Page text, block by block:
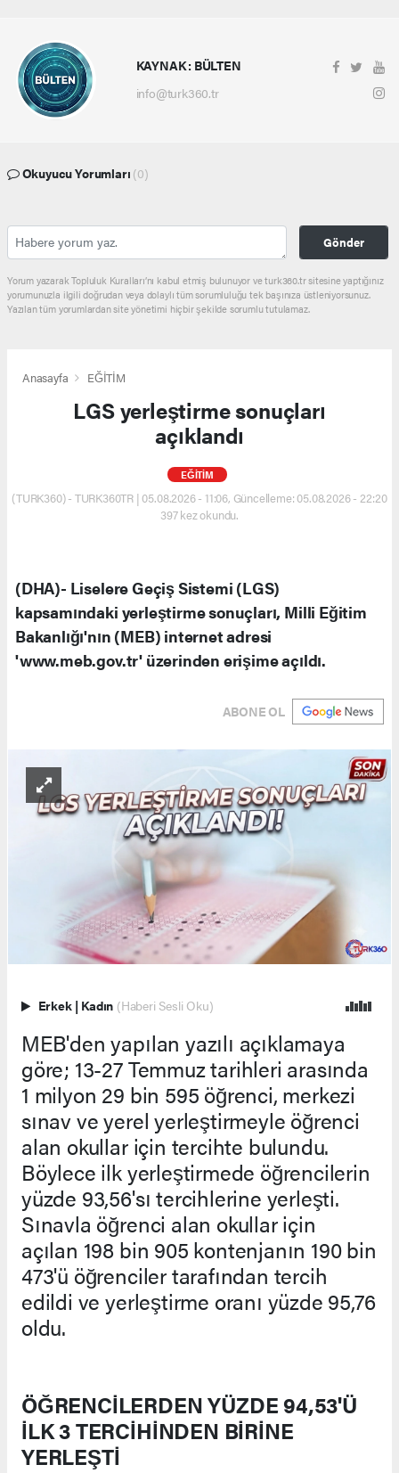
KAYNAK : BÜLTEN
info@turk360.tr
Okuyucu Yorumları (0)
Gönder
Yorum yazarak Topluluk Kuralları’nı kabul etmiş bulunuyor ve turk360.tr sitesine yaptığınız
yorumunuzla ilgili doğrudan veya dolaylı tüm sorumluluğu tek başınıza üstleniyorsunuz.
Yazılan tüm yorumlardan site yönetimi hiçbir şekilde sorumlu tutulamaz.
Anasayfa EĞİTİM
LGS yerleştirme sonuçları
açıklandı
EĞİTİM
(TURK360) - TURK360TR | 05.08.2026 - 11:06, Güncelleme: 05.08.2026 - 22:20
397 kez okundu.
(DHA)- Liselere Geçiş Sistemi (LGS)
kapsamındaki yerleştirme sonuçları, Milli Eğitim
Bakanlığı'nın (MEB) internet adresi
'www.meb.gov.tr' üzerinden erişime açıldı.
ABONE OL
Erkek | Kadın (Haberi Sesli Oku)
MEB'den yapılan yazılı açıklamaya
göre; 13-27 Temmuz tarihleri arasında
1 milyon 29 bin 595 öğrenci, merkezi
sınav ve yerel yerleştirmeyle öğrenci
alan okullar için tercihte bulundu.
Böylece ilk yerleştirmede öğrencilerin
yüzde 93,56'sı tercihlerine yerleşti.
Sınavla öğrenci alan okullar için
açılan 198 bin 905 kontenjanın 190 bin
473'ü öğrenciler tarafından tercih
edildi ve yerleştirme oranı yüzde 95,76
oldu.
ÖĞRENCİLERDEN YÜZDE 94,53'Ü
İLK 3 TERCİHİNDEN BİRİNE
YERLEŞTİ